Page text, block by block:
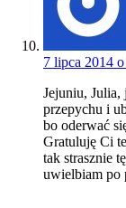
7 lipca 2014
Jejuniu, Julia,
przepychu i
bo oderwać
Gratuluję Ci
tak strasznie
uwielbiam po